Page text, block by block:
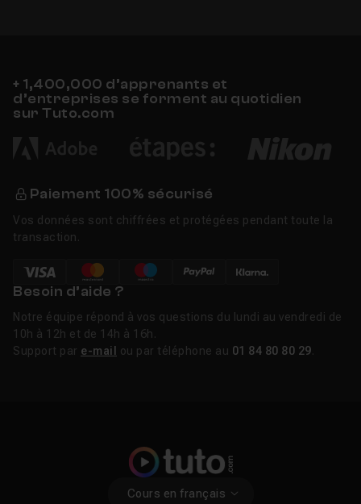
+ 1,400,000 d’apprenants et
d’entreprises se forment au quotidien
sur Tuto.com
Paiement 100% sécurisé
Vos données sont chiffrées et protégées pendant toute la
transaction.
Besoin d’aide ?
Notre équipe répond à vos questions du lundi au vendredi de
10h à 12h et de 14h à 16h.
Support par e-mail ou par téléphone au 01 84 80 80 29
Cours en français